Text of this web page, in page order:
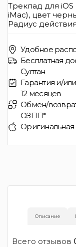
Трекпад для
iMac), цвет
Радиус
Удобное
Бесплатная
Султан
Гарантия и/
12 месяцев
Обмен/
ОЗПП*
Описание
Всего отзывов